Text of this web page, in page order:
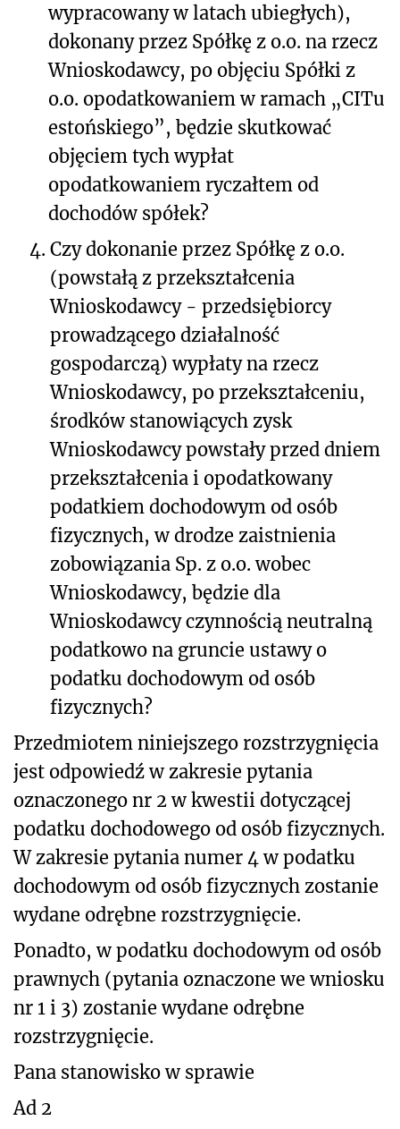
wypracowany w latach ubiegłych),
dokonany przez Spółkę z o.o. na rzecz
Wnioskodawcy, po objęciu Spółki z
o.o. opodatkowaniem w ramach „CITu
estońskiego”, będzie skutkować
objęciem tych wypłat
opodatkowaniem ryczałtem od
dochodów spółek?
4. Czy dokonanie przez Spółkę z o.o.
(powstałą z przekształcenia
Wnioskodawcy - przedsiębiorcy
prowadzącego działalność
gospodarczą) wypłaty na rzecz
Wnioskodawcy, po przekształceniu,
środków stanowiących zysk
Wnioskodawcy powstały przed dniem
przekształcenia i opodatkowany
podatkiem dochodowym od osób
fizycznych, w drodze zaistnienia
zobowiązania Sp. z o.o. wobec
Wnioskodawcy, będzie dla
Wnioskodawcy czynnością neutralną
podatkowo na gruncie ustawy o
podatku dochodowym od osób
fizycznych?
Przedmiotem niniejszego rozstrzygnięcia
jest odpowiedź w zakresie pytania
oznaczonego nr 2 w kwestii dotyczącej
podatku dochodowego od osób fizycznych.
W zakresie pytania numer 4 w podatku
dochodowym od osób fizycznych zostanie
wydane odrębne rozstrzygnięcie.
Ponadto, w podatku dochodowym od osób
prawnych (pytania oznaczone we wniosku
nr 1 i 3) zostanie wydane odrębne
rozstrzygnięcie.
Pana stanowisko w sprawie
Ad 2